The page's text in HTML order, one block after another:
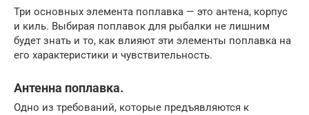
Три основных элемента поплавка — это антена, корпус
и киль. Выбирая поплавок для рыбалки не лишним
будет знать и то, как влияют эти элементы поплавка на
его характеристики и чувствительность.
Антенна поплавка.
Одно из требований, которые предъявляются к